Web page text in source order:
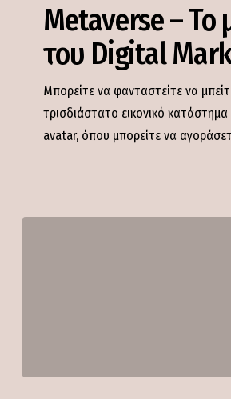
μέλλον
Marketing
Metaverse – Το
του Digital
Μπορείτε να φανταστείτε να
τρισδιάστατο εικονικό
avatar, όπου μπορείτε να